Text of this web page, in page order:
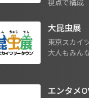
大昆虫展
東京スカイ
大人もみん
エンタメ